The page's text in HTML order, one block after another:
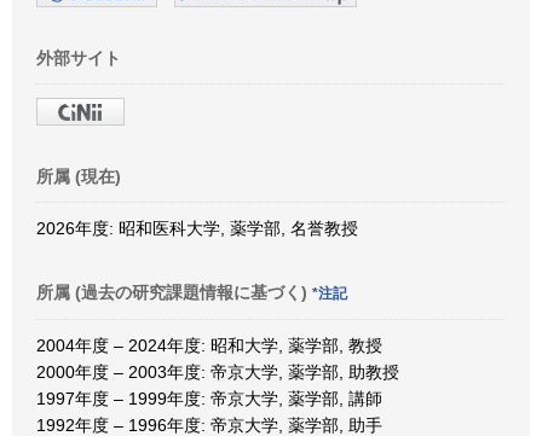
外部サイト
所属 (現在)
2026年度: 昭和医科大学, 薬学部, 名誉教授
所属 (過去の研究課題情報に基づく) *注記
2004年度 – 2024年度: 昭和大学, 薬学部, 教授
2000年度 – 2003年度: 帝京大学, 薬学部, 助教授
1997年度 – 1999年度: 帝京大学, 薬学部, 講師
1992年度 – 1996年度: 帝京大学, 薬学部, 助手